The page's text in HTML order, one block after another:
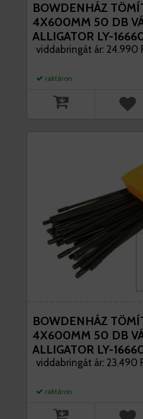
BOWDENHÁZ
4X600MM 50 DB
ALLIGATOR LY-
viddabringát ár: 24.990
raktáron
BOWDENHÁZ
4X600MM 50 DB
ALLIGATOR LY-
viddabringát ár: 23.490
raktáron